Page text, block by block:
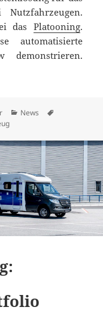
das Platooning.
automatisierte
und Knorr-Bremse
Kategorien
News